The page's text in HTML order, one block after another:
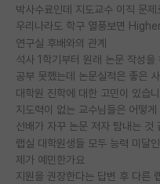
박사수료인데 지도교수 이직 문
연구실 후배와의 관계
석사 1학기부터 원래 논문 작성을
공부 못했는데 논문실적은 좋은
대학원 진학에 대한 고민이 있습
지도력이 없는 교수님들은 어떻
선배가 자꾸 논문 저자 탐내는 것
제가 예민한가요
지원을 권장한다는 답변 후 다른